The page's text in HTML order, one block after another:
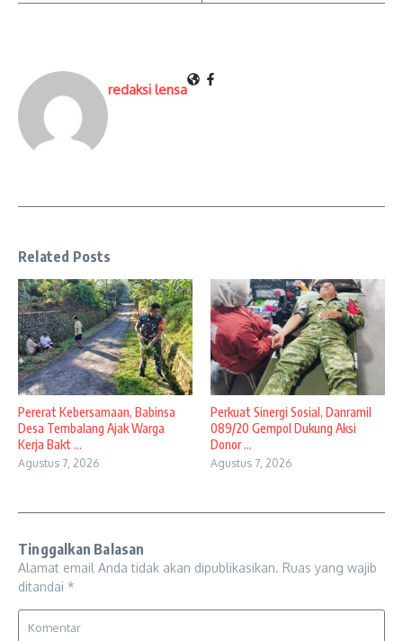
redaksi lensa
Related Posts
Pererat Kebersamaan, Babinsa
Desa Tembalang Ajak Warga
Kerja Bakt ...
Agustus 7, 2026
Perkuat Sinergi Sosial, Danramil
089/20 Gempol Dukung Aksi
Donor ...
Agustus 7, 2026
Tinggalkan Balasan
Alamat email Anda tidak akan dipublikasikan. Ruas yang wajib
ditandai *